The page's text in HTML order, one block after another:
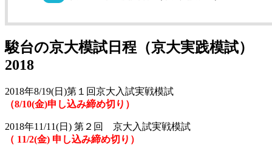
駿台の京大模試日程（京大実践模試）
2018
2018年8/19(日)第１回京大入試実戦模試
（8/10(金)申し込み締め切り）
2018年11/11(日) 第２回 京大入試実戦模試
（ 11/2(金) 申し込み締め切り）